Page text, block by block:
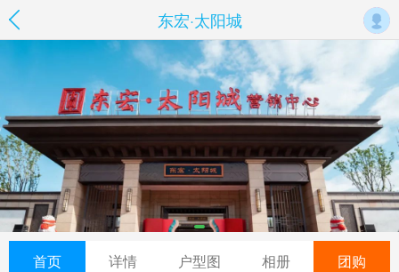
东宏·太阳城
首页 详情 户型图 相册 团购